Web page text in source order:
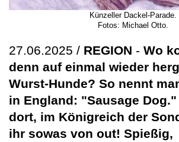
Künzeller Dackel-Parade.
Fotos: Michael Otto.
27.06.2025 / REGION - Wo
denn auf einmal wieder
Wurst-Hunde? So nennt
in England: "Sausage
dort, im Königreich der
ihr sowas von out! Spießig,